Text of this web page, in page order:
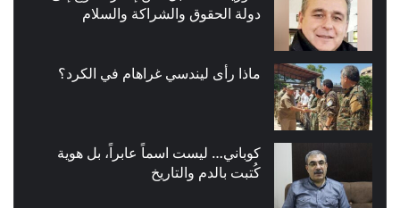
دولة الحقوق والشراكة والسلام
ماذا رأى ليندسي غراهام في الكرد؟
كوباني… ليست اسماً عابراً، بل هوية
كُتبت بالدم والتاريخ